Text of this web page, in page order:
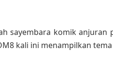
sayembara komik
kali ini menampilkan tema